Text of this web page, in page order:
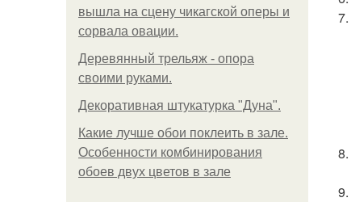
вышла на сцену чикагской оперы и
сорвала овации.
Деревянный трельяж - опора
своими руками.
Декоративная штукатурка "Дуна".
Какие лучше обои поклеить в зале.
Особенности комбинирования
обоев двух цветов в зале